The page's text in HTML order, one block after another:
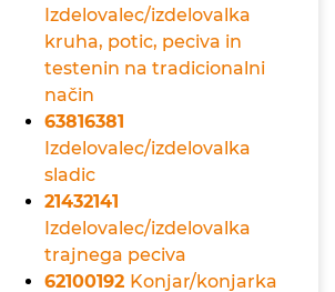
Izdelovalec/izdelovalka
kruha, potic, peciva in
testenin na tradicionalni
način
63816381
Izdelovalec/izdelovalka
sladic
21432141
Izdelovalec/izdelovalka
trajnega peciva
62100192 Konjar/konjarka